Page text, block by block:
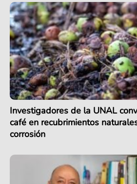
Investigadores de la UNAL
café en recubrimientos
corrosión